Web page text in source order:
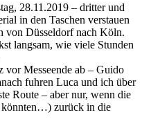
28.11.2019 – dritter und
in den Taschen verstauen
von Düsseldorf nach Köln.
langsam, wie viele Stunden
vor Messeende ab – Guido
fuhren Luca und ich über
Route – aber nur, wenn die
könnten…) zurück in die